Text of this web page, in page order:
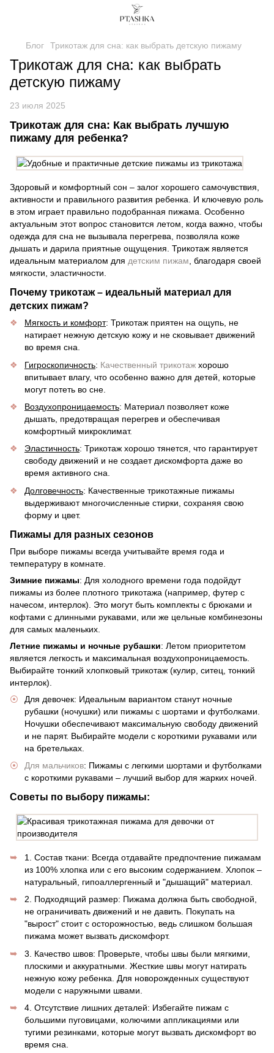
Блог Трикотаж для сна: как выбрать детскую пижаму
Трикотаж для сна: как выбрать
детскую пижаму
23 июля 2025
Трикотаж для сна: Как выбрать лучшую
пижаму для ребенка?
Здоровый и комфортный сон – залог хорошего самочувствия,
активности и правильного развития ребенка. И ключевую роль
в этом играет правильно подобранная пижама. Особенно
актуальным этот вопрос становится летом, когда важно, чтобы
одежда для сна не вызывала перегрева, позволяла коже
дышать и дарила приятные ощущения. Трикотаж является
идеальным материалом для детским пижам, благодаря своей
мягкости, эластичности.
Почему трикотаж – идеальный материал для
детских пижам?
Мягкость и комфорт: Трикотаж приятен на ощупь, не
натирает нежную детскую кожу и не сковывает движений
во время сна.
Гигроскопичность: Качественный трикотаж хорошо
впитывает влагу, что особенно важно для детей, которые
могут потеть во сне.
Воздухопроницаемость: Материал позволяет коже
дышать, предотвращая перегрев и обеспечивая
комфортный микроклимат.
Эластичность: Трикотаж хорошо тянется, что гарантирует
свободу движений и не создает дискомфорта даже во
время активного сна.
Долговечность: Качественные трикотажные пижамы
выдерживают многочисленные стирки, сохраняя свою
форму и цвет.
Пижамы для разных сезонов
При выборе пижамы всегда учитывайте время года и
температуру в комнате.
Зимние пижамы: Для холодного времени года подойдут
пижамы из более плотного трикотажа (например, футер с
начесом, интерлок). Это могут быть комплекты с брюками и
кофтами с длинными рукавами, или же цельные комбинезоны
для самых маленьких.
Летние пижамы и ночные рубашки: Летом приоритетом
является легкость и максимальная воздухопроницаемость.
Выбирайте тонкий хлопковый трикотаж (кулир, ситец, тонкий
интерлок).
Для девочек: Идеальным вариантом станут ночные
рубашки (ночушки) или пижамы с шортами и футболками.
Ночушки обеспечивают максимальную свободу движений
и не парят. Выбирайте модели с короткими рукавами или
на бретельках.
Для мальчиков: Пижамы с легкими шортами и футболками
с короткими рукавами – лучший выбор для жарких ночей.
Советы по выбору пижамы:
1. Состав ткани: Всегда отдавайте предпочтение пижамам
из 100% хлопка или с его высоким содержанием. Хлопок –
натуральный, гипоаллергенный и "дышащий" материал.
2. Подходящий размер: Пижама должна быть свободной,
не ограничивать движений и не давить. Покупать на
"вырост" стоит с осторожностью, ведь слишком большая
пижама может вызвать дискомфорт.
3. Качество швов: Проверьте, чтобы швы были мягкими,
плоскими и аккуратными. Жесткие швы могут натирать
нежную кожу ребенка. Для новорожденных существуют
модели с наружными швами.
4. Отсутствие лишних деталей: Избегайте пижам с
большими пуговицами, колючими аппликациями или
тугими резинками, которые могут вызвать дискомфорт во
время сна.